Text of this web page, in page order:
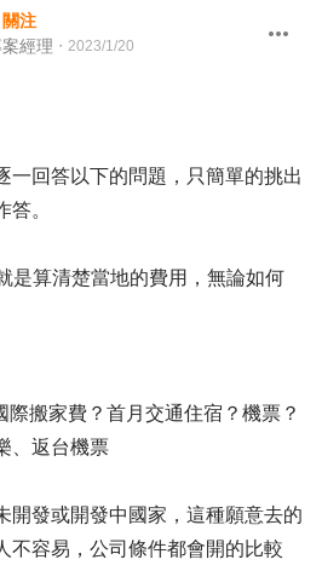
關注
經理 ・ 2023/1/20
一回答以下的問題，只簡單的挑出
。
是算清楚當地的費用，無論如何
際搬家費？首月交通住宿？機票？
、返台機票
開發或開發中國家，這種願意去的
不容易，公司條件都會開的比較